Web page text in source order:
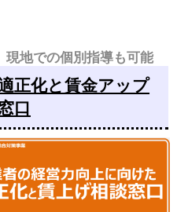
現地での個別指導も可能
正化と賃金アップ
口